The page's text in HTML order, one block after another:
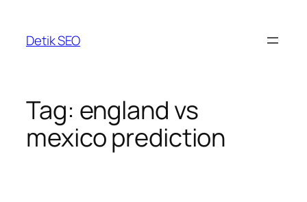
content
Detik SEO
Tag: england vs
mexico prediction